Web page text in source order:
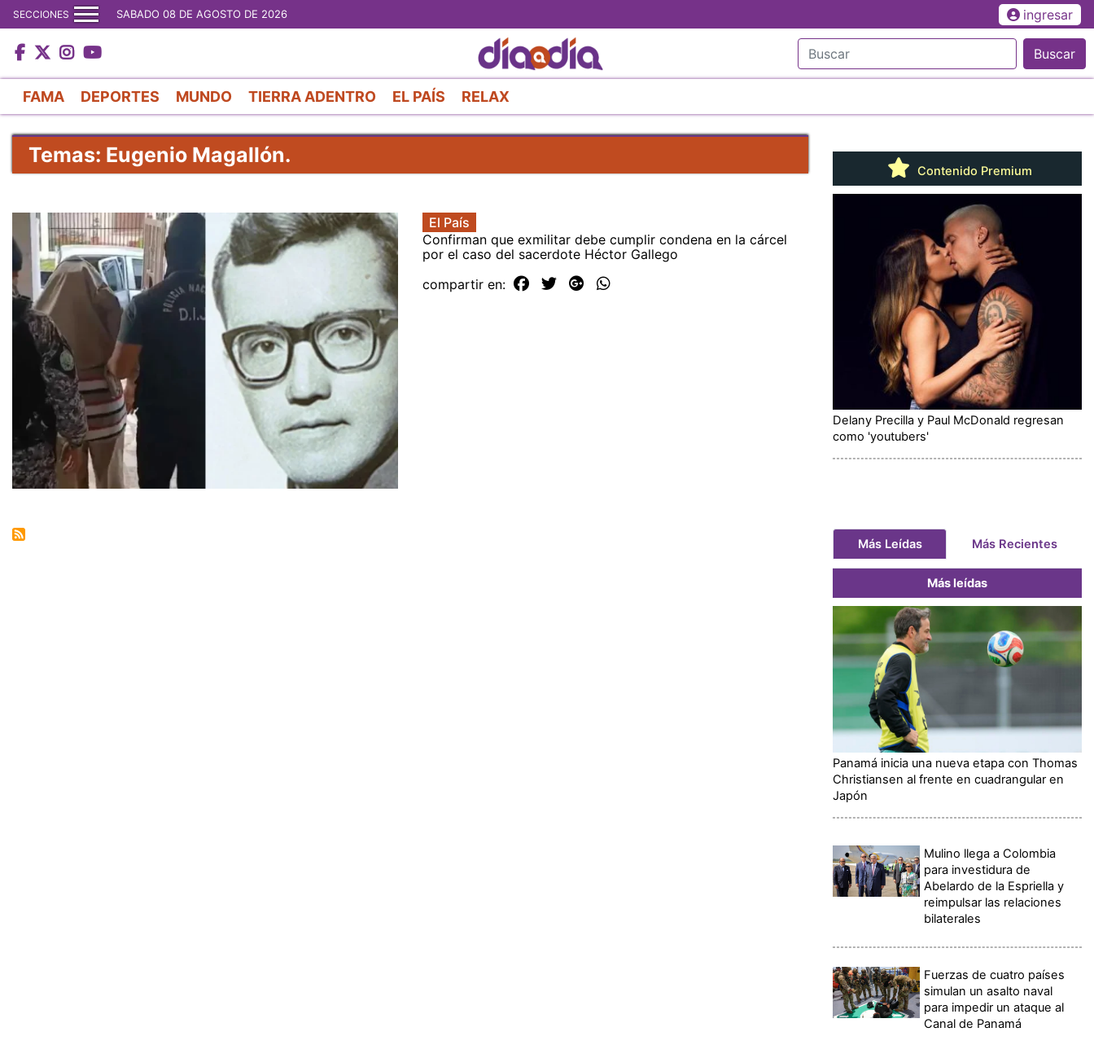
al
contenido
principal
SECCIONES SABADO 08 DE AGOSTO DE 2026 ingresar
Buscar
FAMA DEPORTES MUNDO TIERRA ADENTRO EL PAÍS RELAX
Temas: Eugenio Magallón.
El País
Confirman que exmilitar debe cumplir condena en la cárcel
por el caso del sacerdote Héctor Gallego
compartir en:
Contenido Premium
Delany Precilla y Paul McDonald regresan
como 'youtubers'
Más Leídas Más Recientes
Más leídas
Panamá inicia una nueva etapa con Thomas
Christiansen al frente en cuadrangular en
Japón
Mulino llega a Colombia
para investidura de
Abelardo de la Espriella y
reimpulsar las relaciones
bilaterales
Fuerzas de cuatro países
simulan un asalto naval
para impedir un ataque al
Canal de Panamá